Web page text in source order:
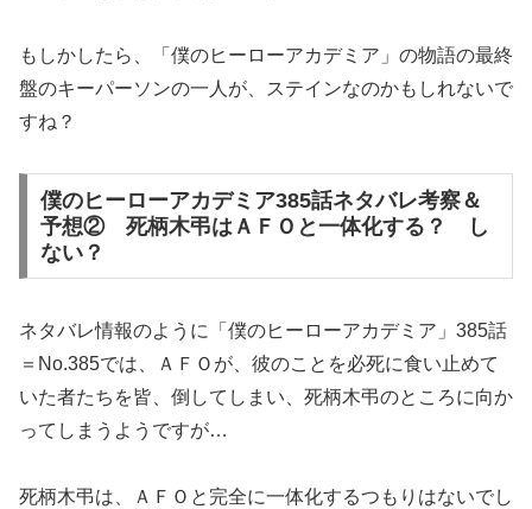
もしかしたら、「僕のヒーローアカデミア」の物語の最終
盤のキーパーソンの一人が、ステインなのかもしれないで
すね？
僕のヒーローアカデミア385話ネタバレ考察＆
予想② 死柄木弔はＡＦＯと一体化する？ し
ない？
ネタバレ情報のように「僕のヒーローアカデミア」385話
＝No.385では、ＡＦＯが、彼のことを必死に食い止めて
いた者たちを皆、倒してしまい、死柄木弔のところに向か
ってしまうようですが…
死柄木弔は、ＡＦＯと完全に一体化するつもりはないでし